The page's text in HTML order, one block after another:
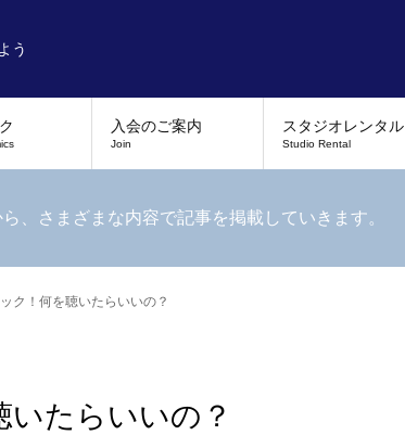
う
入会のご案内
Join
スタジオレンタル
Studio Rental
、さまざまな内容で記事を掲載していきます。
ク！何を聴いたらいいの？
たらいいの？